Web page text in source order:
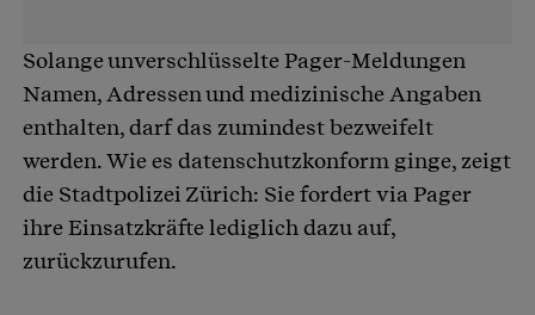
Solange unverschlüsselte Pager-Meldungen
Namen, Adressen und medizinische Angaben
enthalten, darf das zumindest bezweifelt
werden. Wie es datenschutzkonform ginge, zeigt
die Stadtpolizei Zürich: Sie fordert via Pager
ihre Einsatzkräfte lediglich dazu auf,
zurückzurufen.